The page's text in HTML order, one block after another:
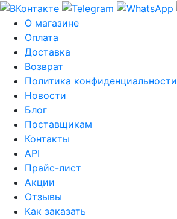
О магазине
Оплата
Доставка
Возврат
Политика конфиденциальности
Новости
Блог
Поставщикам
Контакты
API
Прайс-лист
Акции
Отзывы
Как заказать